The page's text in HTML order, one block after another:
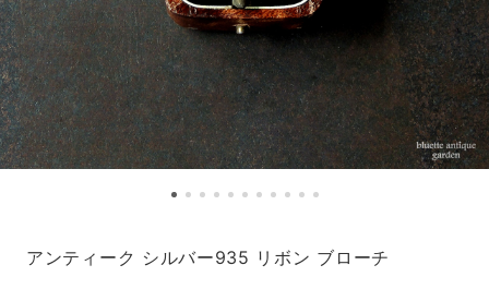
アンティーク シルバー935 リボン ブローチ